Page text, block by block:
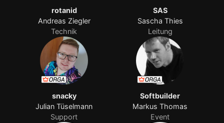
rotanid
Andreas Ziegler
Technik
SAS
Sascha Thies
Leitung
snacky
Julian Tüselmann
Support
Softbuilder
Markus Thomas
Event